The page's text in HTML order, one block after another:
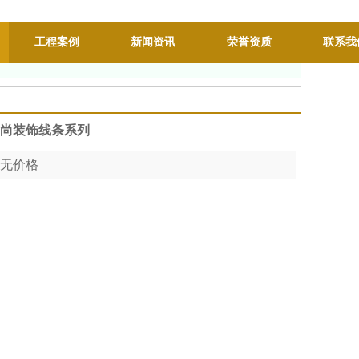
工程案例 新闻资讯 荣誉资质 联系我
装饰线条系列
价格